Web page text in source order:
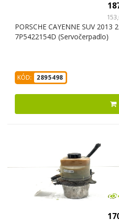
PORSCHE CAYENNE SUV
7P5422154D (Servočerpadlo)
KÓD: 2895498